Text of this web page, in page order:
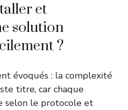
et
solution
?
évoqués : la complexité
titre, car chaque
selon le protocole et